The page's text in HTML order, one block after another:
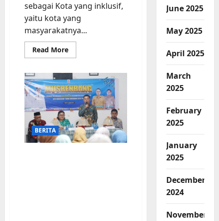
sebagai Kota yang inklusif,
yaitu kota yang
masyarakatnya...
Read MoreRead
more
Bangunan
Liar
GOR
Jl.
Pajjaiang,
Warga:
Terima
Kasih
Pak
Camat
BERITA
June 2025
May 2025
April 2025
March
2025
February
2025
January
2025
December
2024
November